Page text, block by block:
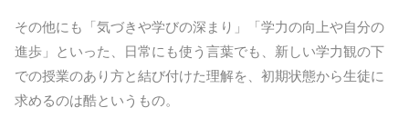
その他にも「気づきや学びの深まり」「学力の向上や自分の
進歩」といった、日常にも使う言葉でも、新しい学力観の下
での授業のあり方と結び付けた理解を、初期状態から生徒に
求めるのは酷というもの。